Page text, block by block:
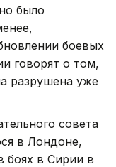
было
боевых
говорят о том,
разрушена уже
совета
в Лондоне,
боях в Сирии в